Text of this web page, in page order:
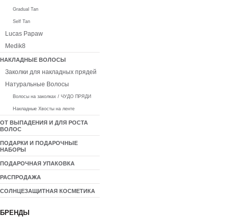
Gradual Tan
Self Tan
Lucas Papaw
Medik8
НАКЛАДНЫЕ ВОЛОСЫ
Заколки для накладных прядей
Натуральные Волосы
Волосы на заколках / ЧУДО ПРЯДИ
Накладные Хвосты на ленте
ОТ ВЫПАДЕНИЯ И ДЛЯ РОСТА
ВОЛОС
ПОДАРКИ И ПОДАРОЧНЫЕ
НАБОРЫ
ПОДАРОЧНАЯ УПАКОВКА
РАСПРОДАЖА
СОЛНЦЕЗАЩИТНАЯ КОСМЕТИКА
БРЕНДЫ